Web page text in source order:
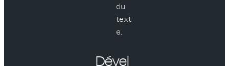
du
text
e.
Dével